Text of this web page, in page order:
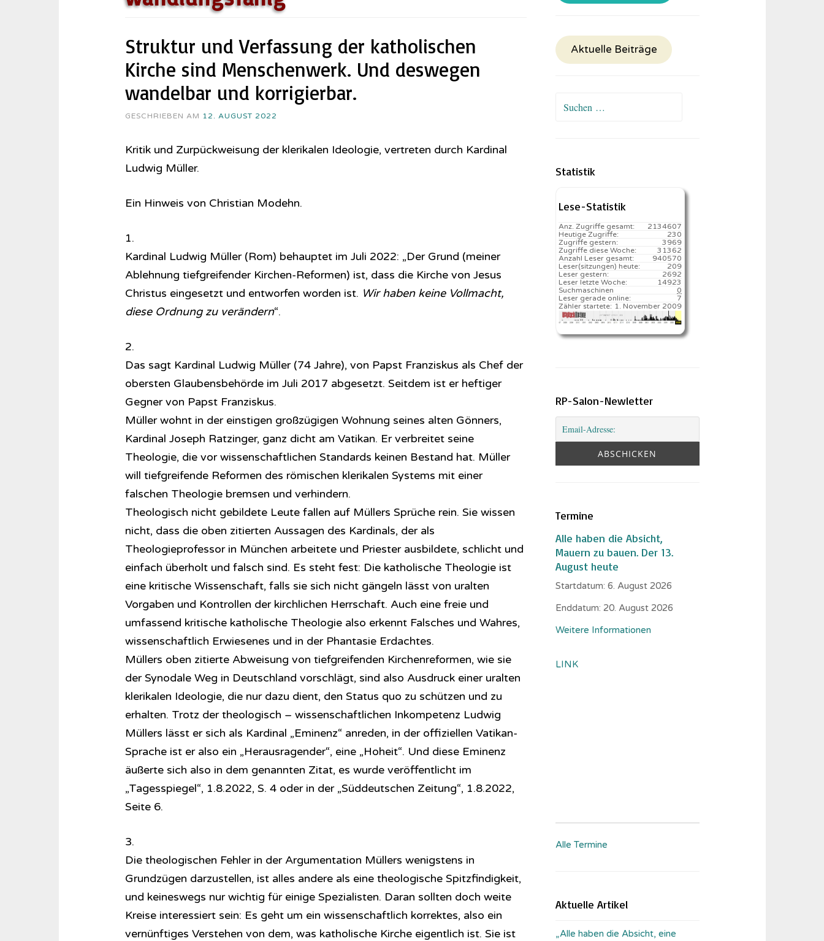
Struktur und Verfassung der katholischen
Kirche sind Menschenwerk. Und deswegen
wandelbar und korrigierbar.
GESCHRIEBEN AM 12. AUGUST 2022
Kritik und Zurpückweisung der klerikalen Ideologie, vertreten durch Kardinal
Ludwig Müller.
Ein Hinweis von Christian Modehn.
1.
Kardinal Ludwig Müller (Rom) behauptet im Juli 2022: „Der Grund (meiner
Ablehnung tiefgreifender Kirchen-Reformen) ist, dass die Kirche von Jesus
Christus eingesetzt und entworfen worden ist. Wir haben keine Vollmacht,
diese Ordnung zu verändern“.
2.
Das sagt Kardinal Ludwig Müller (74 Jahre), von Papst Franziskus als Chef der
obersten Glaubensbehörde im Juli 2017 abgesetzt. Seitdem ist er heftiger
Gegner von Papst Franziskus.
Müller wohnt in der einstigen großzügigen Wohnung seines alten Gönners,
Kardinal Joseph Ratzinger, ganz dicht am Vatikan. Er verbreitet seine
Theologie, die vor wissenschaftlichen Standards keinen Bestand hat. Müller
will tiefgreifende Reformen des römischen klerikalen Systems mit einer
falschen Theologie bremsen und verhindern.
Theologisch nicht gebildete Leute fallen auf Müllers Sprüche rein. Sie wissen
nicht, dass die oben zitierten Aussagen des Kardinals, der als
Theologieprofessor in München arbeitete und Priester ausbildete, schlicht und
einfach überholt und falsch sind. Es steht fest: Die katholische Theologie ist
eine kritische Wissenschaft, falls sie sich nicht gängeln lässt von uralten
Vorgaben und Kontrollen der kirchlichen Herrschaft. Auch eine freie und
umfassend kritische katholische Theologie also erkennt Falsches und Wahres,
wissenschaftlich Erwiesenes und in der Phantasie Erdachtes.
Müllers oben zitierte Abweisung von tiefgreifenden Kirchenreformen, wie sie
der Synodale Weg in Deutschland vorschlägt, sind also Ausdruck einer uralten
klerikalen Ideologie, die nur dazu dient, den Status quo zu schützen und zu
erhalten. Trotz der theologisch – wissenschaftlichen Inkompetenz Ludwig
Müllers lässt er sich als Kardinal „Eminenz“ anreden, in der offiziellen Vatikan-
Sprache ist er also ein „Herausragender“, eine „Hoheit“. Und diese Eminenz
äußerte sich also in dem genannten Zitat, es wurde veröffentlicht im
„Tagesspiegel“, 1.8.2022, S. 4 oder in der „Süddeutschen Zeitung“, 1.8.2022,
Seite 6.
3.
Die theologischen Fehler in der Argumentation Müllers wenigstens in
Grundzügen darzustellen, ist alles andere als eine theologische Spitzfindigkeit,
und keineswegs nur wichtig für einige Spezialisten. Daran sollten doch weite
Kreise interessiert sein: Es geht um ein wissenschaftlich korrektes, also ein
vernünftiges Verstehen von dem, was katholische Kirche eigentlich ist. Sie ist
Aktuelle Beiträge
Suchen
Statistik
Lese-Statistik
2134607
Anz. Zugriffe gesamt:
230
Heutige Zugriffe:
3969
Zugriffe gestern:
31362
Zugriffe diese Woche:
940570
Anzahl Leser gesamt:
209️
Leser(sitzungen) heute:
2692
Leser gestern:
14923️
Leser letzte Woche:
0
Suchmaschinen
7
Leser gerade online:
1. November 2009
Zähler startete:
RP-Salon-Newletter
Termine
Alle haben die Absicht,
Mauern zu bauen. Der 13.
August heute
Startdatum:6. August 2026
Enddatum: 20. August 2026
Weitere Informationen
LINK
Alle Termine
Aktuelle Artikel
„Alle haben die Absicht, eine